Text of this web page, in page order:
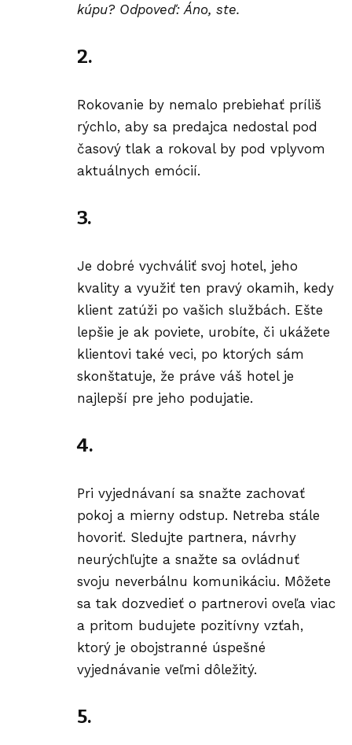
kúpu? Odpoveď: Áno, ste.
2.
Rokovanie by nemalo prebiehať príliš
rýchlo, aby sa predajca nedostal pod
časový tlak a rokoval by pod vplyvom
aktuálnych emócií.
3.
Je dobré vychváliť svoj hotel, jeho
kvality a využiť ten pravý okamih, kedy
klient zatúži po vašich službách. Ešte
lepšie je ak poviete, urobíte, či ukážete
klientovi také veci, po ktorých sám
skonštatuje, že práve váš hotel je
najlepší pre jeho podujatie.
4.
Pri vyjednávaní sa snažte zachovať
pokoj a mierny odstup. Netreba stále
hovoriť. Sledujte partnera, návrhy
neurýchľujte a snažte sa ovládnuť
svoju neverbálnu komunikáciu. Môžete
sa tak dozvedieť o partnerovi oveľa viac
a pritom budujete pozitívny vzťah,
ktorý je obojstranné úspešné
vyjednávanie veľmi dôležitý.
5.